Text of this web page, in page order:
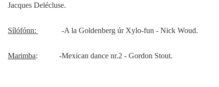
Jacques Delécluse.
Sílófónn: -A la Goldenberg úr Xylo-fun - Nick Woud.
Marimba: -Mexican dance nr.2 - Gordon Stout.